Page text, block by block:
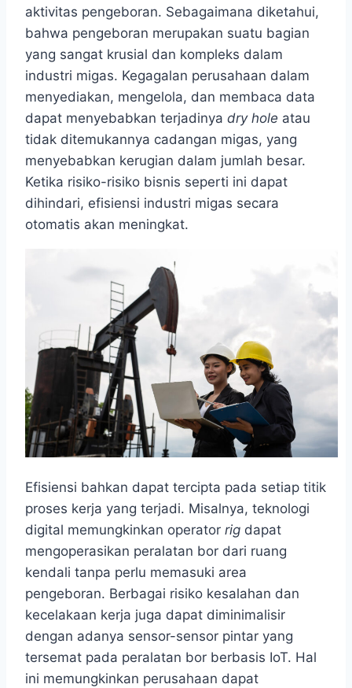
aktivitas pengeboran. Sebagaimana diketahui,
bahwa pengeboran merupakan suatu bagian
yang sangat krusial dan kompleks dalam
industri migas. Kegagalan perusahaan dalam
menyediakan, mengelola, dan membaca data
dapat menyebabkan terjadinya dry hole atau
tidak ditemukannya cadangan migas, yang
menyebabkan kerugian dalam jumlah besar.
Ketika risiko-risiko bisnis seperti ini dapat
dihindari, efisiensi industri migas secara
otomatis akan meningkat.
Efisiensi bahkan dapat tercipta pada setiap titik
proses kerja yang terjadi. Misalnya, teknologi
digital memungkinkan operator rig dapat
mengoperasikan peralatan bor dari ruang
kendali tanpa perlu memasuki area
pengeboran. Berbagai risiko kesalahan dan
kecelakaan kerja juga dapat diminimalisir
dengan adanya sensor-sensor pintar yang
tersemat pada peralatan bor berbasis IoT. Hal
ini memungkinkan perusahaan dapat